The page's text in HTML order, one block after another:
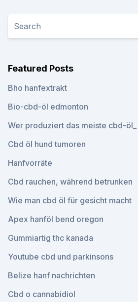
Featured Posts
Bho hanfextrakt
Bio-cbd-öl edmonton
Wer produziert das meiste cbd-öl_
Cbd öl hund tumoren
Hanfvorräte
Cbd rauchen, während betrunken
Wie man cbd öl für gesicht macht
Apex hanföl bend oregon
Gummiartig thc kanada
Youtube cbd und parkinsons
Belize hanf nachrichten
Cbd o cannabidiol